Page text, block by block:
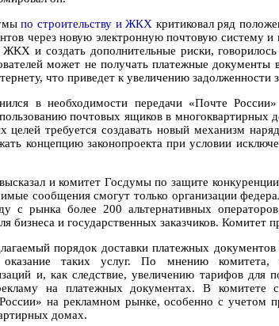
по строительству и ЖКХ критиковал ряд
через новую электронную почтовую систему
и создать дополнительные риски,
может не получать платежные документы
что приведет к увеличению задолженности
в необходимости передачи «Почте
почтовых ящиков в многоквартирных
целей требуется создавать новый механизм
концепцию законопроекта при условии
и комитет Госдумы по защите
сообщения смогут только организации
с рынка более 200 альтернативных
бизнеса и государственных заказчиков. Комитет
порядок доставки платежных
таких услуг. По мнению
и, как следствие, увеличению тарифов для
на платежных документах. В комитете
на рекламном рынке, особенно с учетом
домах.